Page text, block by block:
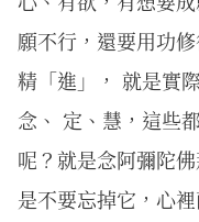
願不行，還要用功
精「進」， 就是實
念、 定、慧，這些
呢？就是念阿彌陀
是不要忘掉它，心